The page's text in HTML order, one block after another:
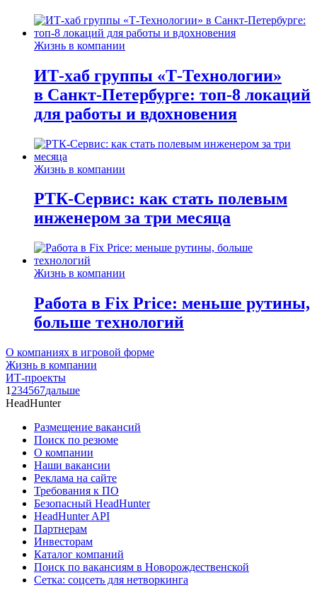
Жизнь в компании
ИТ-хаб группы «Т-Технологии»
в Санкт-Петербурге: топ-8 локаций
для работы и вдохновения
Жизнь в компании
РТК-Сервис: как стать полевым
инженером за три месяца
Жизнь в компании
Работа в Fix Price: меньше рутины,
больше технологий
О компаниях в игровой форме
Жизнь в компании
ИТ-проекты
1 234567дальше
HeadHunter
Размещение вакансий
Поиск по резюме
О компании
Наши вакансии
Реклама на сайте
Требования к ПО
Безопасный HeadHunter
HeadHunter API
Партнерам
Инвесторам
Каталог компаний
Поиск по вакансиям в Новорождественской
Сетка: соцсеть для нетворкинга